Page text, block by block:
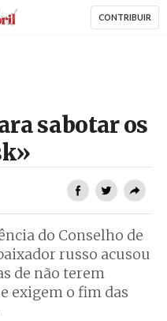
CONTRIBUIR
sabotar os
do Conselho de
russo acusou
de não terem
exigem o fim das